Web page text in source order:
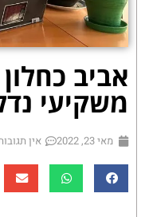
אביב
משקיעי
מאי 23, 2022 אין